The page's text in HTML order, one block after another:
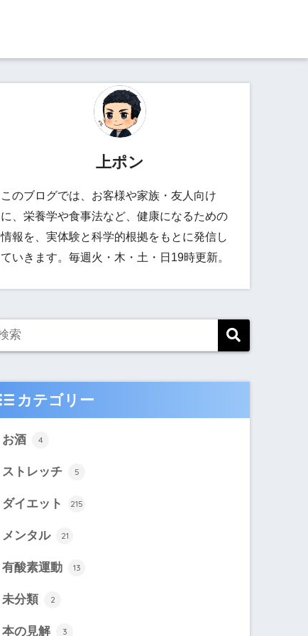
上ポン
このブログでは、お客様や家族・友人向け
に、栄養学や食事法など、健康になるための
情報を、実体験と科学的根拠をもとに発信し
ていきます。毎週火・木・土・日19時更新。
カテゴリー
お酒 4
ストレッチ 5
ダイエット 215
メンタル 21
有酸素運動 13
未分類 2
本の見解 3